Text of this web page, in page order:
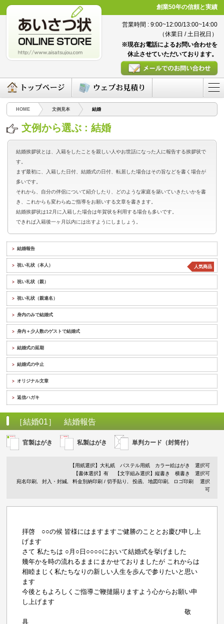
創業50年の信頼と実績
営業時間 : 9:00~12:00/13:00~14:00
（休業日 / 土日祝日）
※現在お電話によるお問い合わせを
休止させていただいております。
HOME 文例見本 結婚
文例から選ぶ : 結婚
結婚挨拶状とは、入籍をしたことを親しい人やお世話になった人に報告する挨拶状で
す。
まず最初に、入籍した日付、結婚式の日付、転居した場合はその旨などを書く場合が
多いです。
それから、自分の伴侶について紹介したり、どのような家庭を築いていきたいかを書
き、これからも変わらぬご指導をお願いする文章を書きます。
結婚挨拶状は12月に入籍した場合は年賀状を利用する場合も多いです。
できれば入籍後一ヶ月以内には出すようにしましょう。
> 結婚報告
> 祝い礼状（本人） 人気商品
> 祝い礼状（親）
> 祝い礼状（親連名）
> 身内のみで結婚式
> 身内＋少人数のゲストで結婚式
> 結婚式の延期
> 結婚式の中止
> オリジナル文章
> 返信ハガキ
［結婚01］ 結婚報告
官製はがき 私製はがき 単判カード（封筒付）
【用紙選択】 大礼紙 パステル用紙 カラー絵はがき
選択可
【書体選択】有
【文字組み選択】縦書き 横書き 選択可
宛名印刷
封入・封緘 料金別納印刷 / 切手貼り 投函 地図印刷 ロゴ印刷
選択
可
拝啓 ○○の候 皆様にはますますご健勝のこととお慶び申し上
げます
さて 私たちは ○月○日○○○○において結婚式を挙げました
幾年かを時の流れるままにまかせておりましたが これからは
相睦まじく私たちなりの新しい人生を歩んで参りたいと思い
ます
今後ともよろしくご指導ご鞭撻賜りますよう心からお願い申
し上げます
敬
具